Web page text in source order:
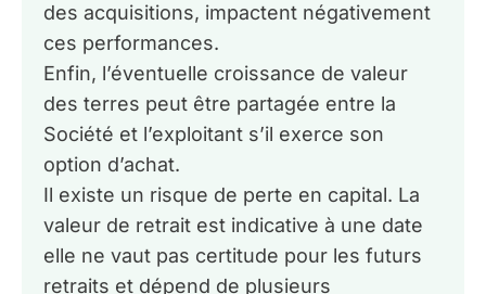
des acquisitions, impactent négativement
ces performances.
Enfin, l’éventuelle croissance de valeur
des terres peut être partagée entre la
Société et l’exploitant s’il exerce son
option d’achat.
Il existe un risque de perte en capital. La
valeur de retrait est indicative à une date
elle ne vaut pas certitude pour les futurs
retraits et dépend de plusieurs